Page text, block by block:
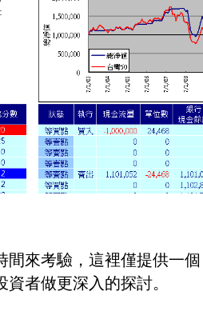
間來考驗，這裡僅提供一個
者做更深入的探討。